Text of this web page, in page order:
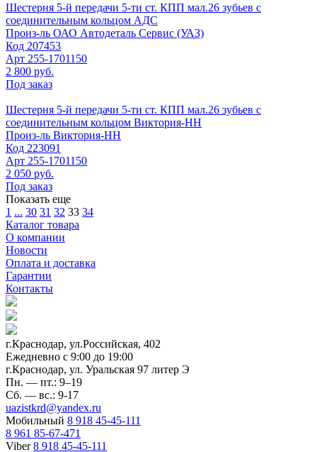
Шестерня 5-й передачи 5-ти ст. КПП мал.26 зубьев с
соединительным кольцом АДС
Произ-ль ОАО Автодеталь Сервис (УАЗ)
Код 207453
Арт 255-1701150
2 800 руб.
Под заказ
Шестерня 5-й передачи 5-ти ст. КПП мал.26 зубьев с
соединительным кольцом Виктория-НН
Произ-ль Виктория-НН
Код 223091
Арт 255-1701150
2 050 руб.
Под заказ
Показать еще
1 ... 30 31 32 33 34
Каталог товара
О компании
Новости
Оплата и доставка
Гарантии
Контакты
г.Краснодар, ул.Российская, 402
Ежедневно c 9:00 до 19:00
г.Краснодар, ул. Уральская 97 литер Э
Пн. — пт.: 9–19
Сб. — вс.: 9-17
uazistkrd@yandex.ru
Мобильный 8 918 45-45-111
8 961 85-67-471
Viber8 918 45-45-111